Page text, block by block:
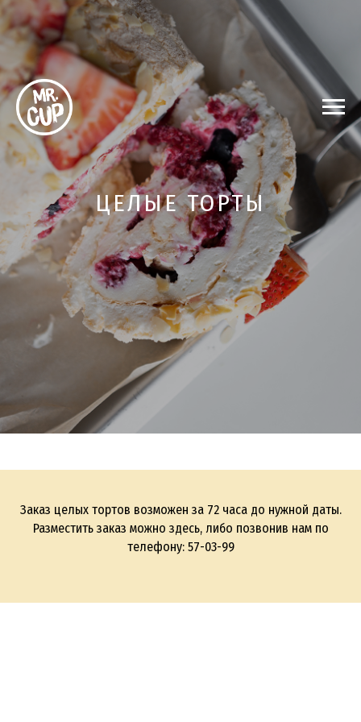
ЦЕЛЫЕ ТОРТЫ
Заказ целых тортов возможен за 72 часа до нужной даты.
Разместить заказ можно здесь, либо позвонив нам по
телефону: 57-03-99